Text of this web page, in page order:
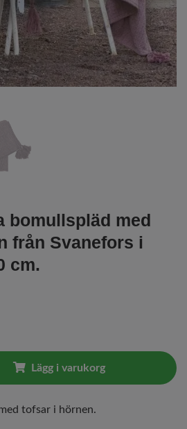
bomullspläd med
från Svanefors i
cm.
Lägg i varukorg
tofsar i hörnen.